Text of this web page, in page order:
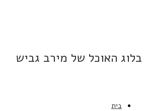
בלוג האוכל של מירב גביש
בית